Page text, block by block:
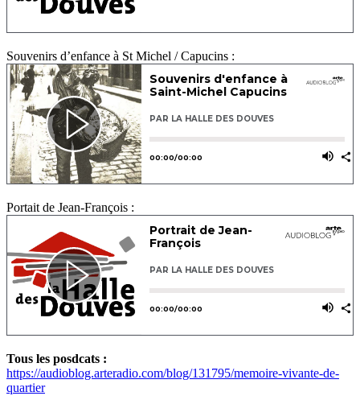
Souvenirs d’enfance à St Michel / Capucins :
Portait de Jean-François :
Tous les posdcats :
https://audioblog.arteradio.com/blog/131795/memoire-vivante-de-
quartier